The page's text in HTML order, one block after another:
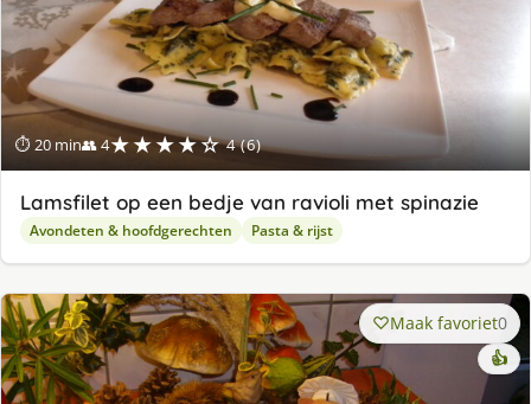
⏱ 20 min👥 4★★★★☆ 4 (6)
Lamsfilet op een bedje van ravioli met spinazie
Avondeten & hoofdgerechten Pasta & rijst
Maak favoriet0
👍